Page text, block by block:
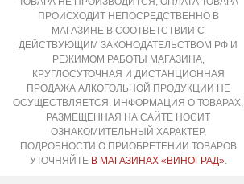
ПРОИСХОДИТ НЕПОСРЕДСТВЕННО В
МАГАЗИНЕ В СООТВЕТСТВИИ С
ДЕЙСТВУЮЩИМ ЗАКОНОДАТЕЛЬСТВОМ РФ И
РЕЖИМОМ РАБОТЫ МАГАЗИНА,
КРУГЛОСУТОЧНАЯ И ДИСТАНЦИОННАЯ
ПРОДАЖА АЛКОГОЛЬНОЙ ПРОДУКЦИИ НЕ
ОСУЩЕСТВЛЯЕТСЯ. ИНФОРМАЦИЯ О ТОВАРАХ,
РАЗМЕЩЕННАЯ НА САЙТЕ НОСИТ
ОЗНАКОМИТЕЛЬНЫЙ ХАРАКТЕР,
ПОДРОБНОСТИ О ПРИОБРЕТЕНИИ ТОВАРОВ
УТОЧНЯЙТЕ В МАГАЗИНАХ «ВИНОГРАД».